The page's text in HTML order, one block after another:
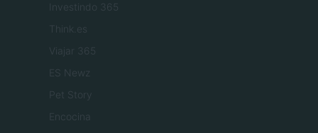
Investindo 365
Think.es
Viajar 365
ES Newz
Pet Story
Encocina